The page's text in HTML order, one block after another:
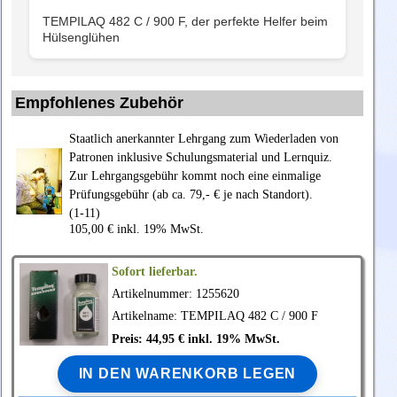
TEMPILAQ 482 C / 900 F, der perfekte Helfer beim
Hülsenglühen
Empfohlenes Zubehör
Staatlich anerkannter Lehrgang zum Wiederladen von
Patronen inklusive Schulungsmaterial und Lernquiz.
Zur Lehrgangsgebühr kommt noch eine einmalige
Prüfungsgebühr (ab ca. 79,- € je nach Standort).
(1-11)
105,00 € inkl. 19% MwSt.
Sofort lieferbar.
Artikelnummer: 1255620
Artikelname: TEMPILAQ 482 C / 900 F
Preis: 44,95 € inkl. 19% MwSt.
IN DEN WARENKORB LEGEN